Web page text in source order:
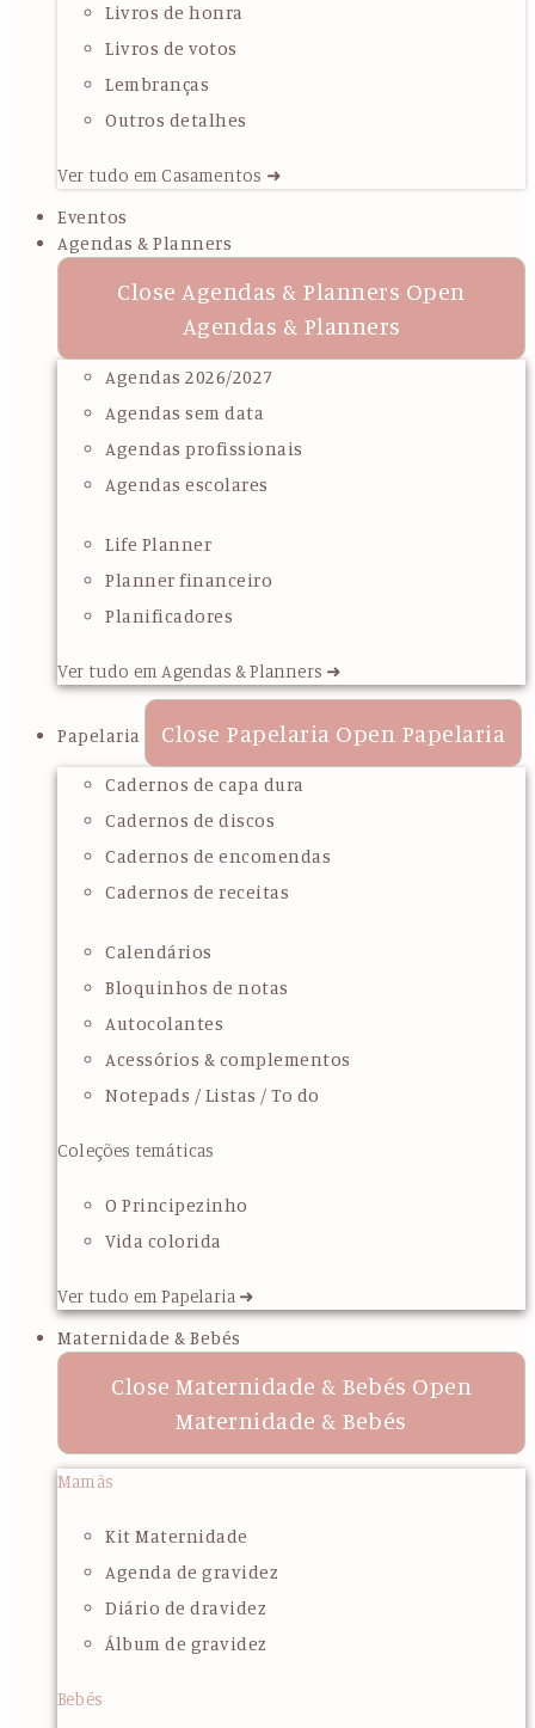
Livros de honra
Livros de votos
Lembranças
Outros detalhes
Ver tudo em Casamentos ➜
Eventos
Agendas & Planners
Close Agendas & Planners Open
Agendas & Planners
Agendas 2026/2027
Agendas sem data
Agendas profissionais
Agendas escolares
Life Planner
Planner financeiro
Planificadores
Ver tudo em Agendas & Planners ➜
Papelaria Close Papelaria Open Papelaria
Cadernos de capa dura
Cadernos de discos
Cadernos de encomendas
Cadernos de receitas
Calendários
Bloquinhos de notas
Autocolantes
Acessórios & complementos
Notepads / Listas / To do
Coleções temáticas
O Principezinho
Vida colorida
Ver tudo em Papelaria ➜
Maternidade & Bebés
Close Maternidade & Bebés Open
Maternidade & Bebés
Mamãs
Kit Maternidade
Agenda de gravidez
Diário de dravidez
Álbum de gravidez
Bebés